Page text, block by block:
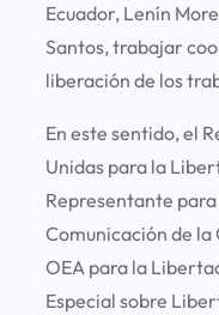
Ecuador, Lenín
Santos, trabajar
liberación de los
En este sentido, el
Unidas para la
Representante
Comunicación de la
OEA para la
Especial sobre